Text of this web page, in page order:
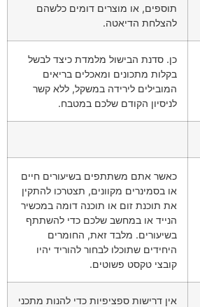
תוספים, או מוצרים דומים כלשהם
להצלחת הדיאטה.
כן. סדנת הבישול מלמדת כיצד לבשל
בקלות מתכונים ומאכלים בריאים
המובילים לירידה במשקל, ללא קשר
לניסיון הקודם שלכם במטבח.
כאשר אתם משתתפים בשיעורים חיים
או בסמינרים מקוונים, תצטרכו להתקין
את תוכנת זום או תוכנה דומה במכשיר
הנייד או במחשב שלכם כדי להשתתף
בשיעורים. מלבד זאת, החומרים
היחידים שתוכלו לבחור להוריד יהיו
קובצי טקסט פשוטים.
אין דרישות ספציפיות כדי להנות מתכני